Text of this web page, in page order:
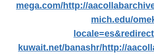
mega.com/http://
mich.edu/
kuwait.net/banashr/http://